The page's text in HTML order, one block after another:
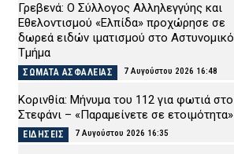
Γρεβενά: Ο Σύλλογος Αλληλεγγύης και
Εθελοντισμού «Ελπίδα» προχώρησε σε
δωρεά ειδών ιματισμού στο Αστυνομικό
Τμήμα
ΣΩΜΑΤΑ ΑΣΦΑΛΕΙΑΣ 7 Αυγούστου 2026 16:48
Κορινθία: Μήνυμα του 112 για φωτιά στο
Στεφάνι – «Παραμείνετε σε ετοιμότητα»
ΕΙΔΗΣΕΙΣ 7 Αυγούστου 2026 16:35